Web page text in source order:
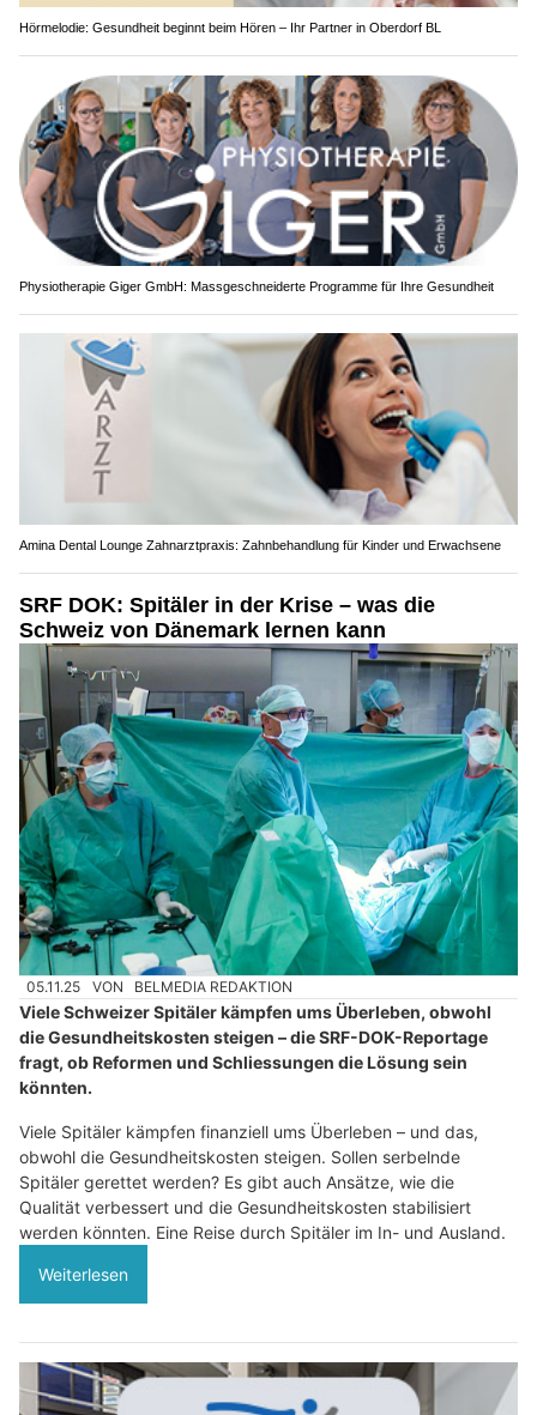
Hörmelodie: Gesundheit beginnt beim Hören – Ihr Partner in Oberdorf BL
Physiotherapie Giger GmbH: Massgeschneiderte Programme für Ihre Gesundheit
Amina Dental Lounge Zahnarztpraxis: Zahnbehandlung für Kinder und Erwachsene
SRF DOK: Spitäler in der Krise – was die
Schweiz von Dänemark lernen kann
05.11.25 VON BELMEDIA REDAKTION
Viele Schweizer Spitäler kämpfen ums Überleben, obwohl
die Gesundheitskosten steigen – die SRF-DOK-Reportage
fragt, ob Reformen und Schliessungen die Lösung sein
könnten.
Viele Spitäler kämpfen finanziell ums Überleben – und das,
obwohl die Gesundheitskosten steigen. Sollen serbelnde
Spitäler gerettet werden? Es gibt auch Ansätze, wie die
Qualität verbessert und die Gesundheitskosten stabilisiert
werden könnten. Eine Reise durch Spitäler im In- und Ausland.
Weiterlesen